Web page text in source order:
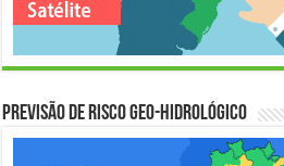
Previsão de Risco Geo-Hidrológico